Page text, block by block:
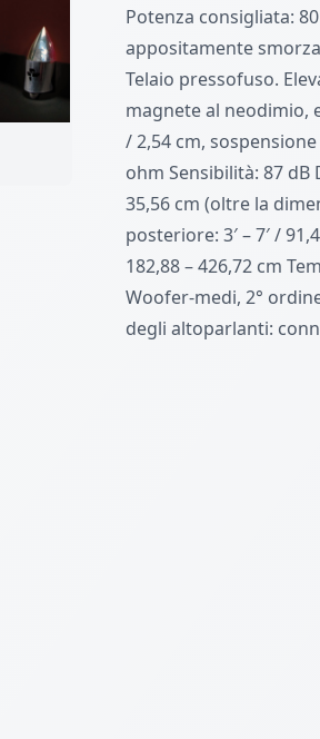
Potenza consigliata:
appositamente
Telaio pressofuso.
magnete al neodimio,
/ 2,54 cm,
ohm Sensibilità: 87 dB
35,56 cm (oltre la
posteriore: 3′ – 7′ /
182,88 – 426,72 cm
Woofer-medi, 2°
degli altoparlanti: